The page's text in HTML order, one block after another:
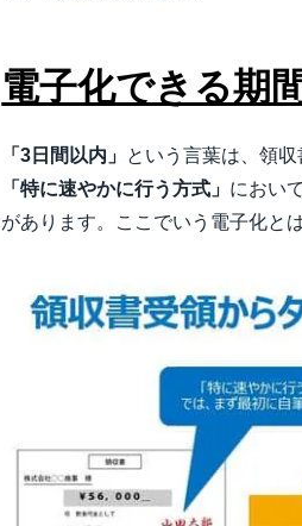
電子化できる期
「3日間以内」 という言葉は、領
「特に速やかに行う方式」 におい
があります。ここでいう電子化と